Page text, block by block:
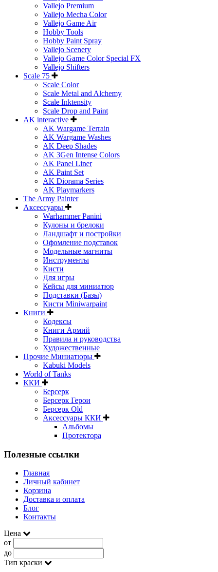
Vallejo Premium
Vallejo Mecha Color
Vallejo Game Air
Hobby Tools
Hobby Paint Spray
Vallejo Scenery
Vallejo Game Color Special FX
Vallejo Shifters
Scale 75
Scale Color
Scale Metal and Alchemy
Scale Inktensity
Scale Drop and Paint
AK interactive
AK Wargame Terrain
AK Wargame Washes
AK Deep Shades
AK 3Gen Intense Colors
AK Panel Liner
AK Paint Set
AK Diorama Series
AK Playmarkers
The Army Painter
Аксессуары
Warhammer Panini
Кулоны и брелоки
Ландшафт и постройки
Офомление подставок
Модельные магниты
Инструменты
Кисти
Для игры
Кейсы для миниатюр
Подставки (Базы)
Кисти Miniwarpaint
Книги
Кодексы
Книги Армий
Правила и руководства
Художественные
Прочие Миниатюры
Kabuki Models
World of Tanks
ККИ
Берсерк
Берсерк Герои
Берсерк Old
Аксессуары ККИ
Альбомы
Протектора
Полезные ссылки
Главная
Личный кабинет
Корзина
Доставка и оплата
Блог
Контакты
Цена
от
до
Тип краски